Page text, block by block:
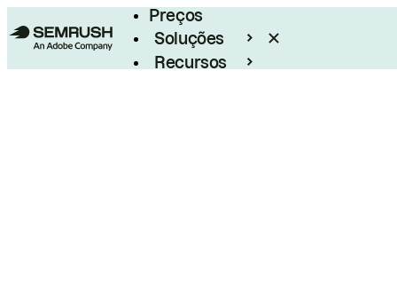
Preços
Soluções
Recursos